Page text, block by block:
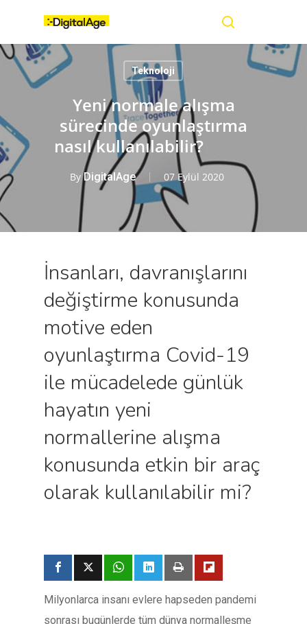
content
Teknoloji
Yeni normale alışma
sürecinde oyunlaştırma
nasıl kullanılabilir?
By DigitalAge 07 Eylül 2020
İnsanları, davranışlarını
değiştirme konusunda
motive eden
oyunlaştırma Covid-19
ile mücadelede günlük
hayatın yeni
normallerine alışma
konusunda etkin bir araç
olarak kullanılabilir mi?
Milyonlarca insanı evlere hapseden pandemi
sonrası bugünlerde tüm dünya normalleşme